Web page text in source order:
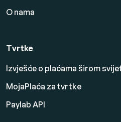
O nama
Tvrtke
Izvješće o plaćama širom
MojaPlaća za tvrtke
Paylab API